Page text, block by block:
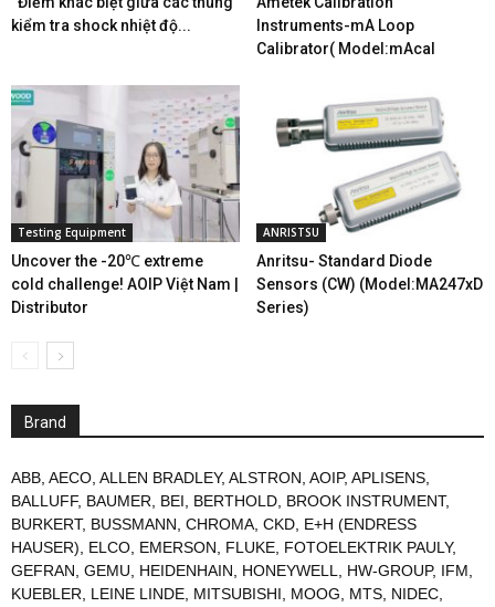
kiểm tra shock nhiệt độ...
Instruments-mA Loop
Calibrator( Model:mAcal
Testing Equipment
Uncover the -20℃ extreme
cold challenge! AOIP Việt Nam |
Distributor
ANRISTSU
Anritsu- Standard Diode
Sensors (CW) (Model:MA247xD
Series)
Brand
ABB, AECO, ALLEN BRADLEY, ALSTRON, AOIP, APLISENS,
BALLUFF, BAUMER, BEI, BERTHOLD, BROOK INSTRUMENT,
BURKERT, BUSSMANN, CHROMA, CKD, E+H (ENDRESS
HAUSER), ELCO, EMERSON, FLUKE, FOTOELEKTRIK PAULY,
GEFRAN, GEMU, HEIDENHAIN, HONEYWELL, HW-GROUP, IFM,
KUEBLER, LEINE LINDE, MITSUBISHI, MOOG, MTS, NIDEC,